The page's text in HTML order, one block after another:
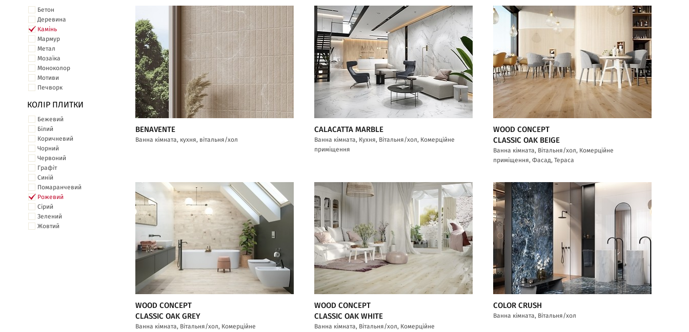
Бетон
Деревина
Камінь
Мармур
Метал
Мозаїка
Моноколор
Мотиви
Печворк
КОЛІР ПЛИТКИ
Бежевий
Білий
Коричневий
Чорний
Червоний
Графіт
Синій
Помаранчевий
Рожевий
Сірий
Зелений
Жовтий
BENAVENTE
Ванна кімната, кухня, вітальня/хол
CALACATTA MARBLE
Ванна кімната, Кухня, Вітальня/хол, Комерційне
приміщення
WOOD CONCEPT
CLASSIC OAK BEIGE
Ванна кімната, Вітальня/хол, Комерційне
приміщення, Фасад, Тераса
WOOD CONCEPT
CLASSIC OAK GREY
Ванна кімната, Вітальня/хол, Комерційне
WOOD CONCEPT
CLASSIC OAK WHITE
Ванна кімната, Вітальня/хол, Комерційне
COLOR CRUSH
Ванна кімната, Вітальня/хол